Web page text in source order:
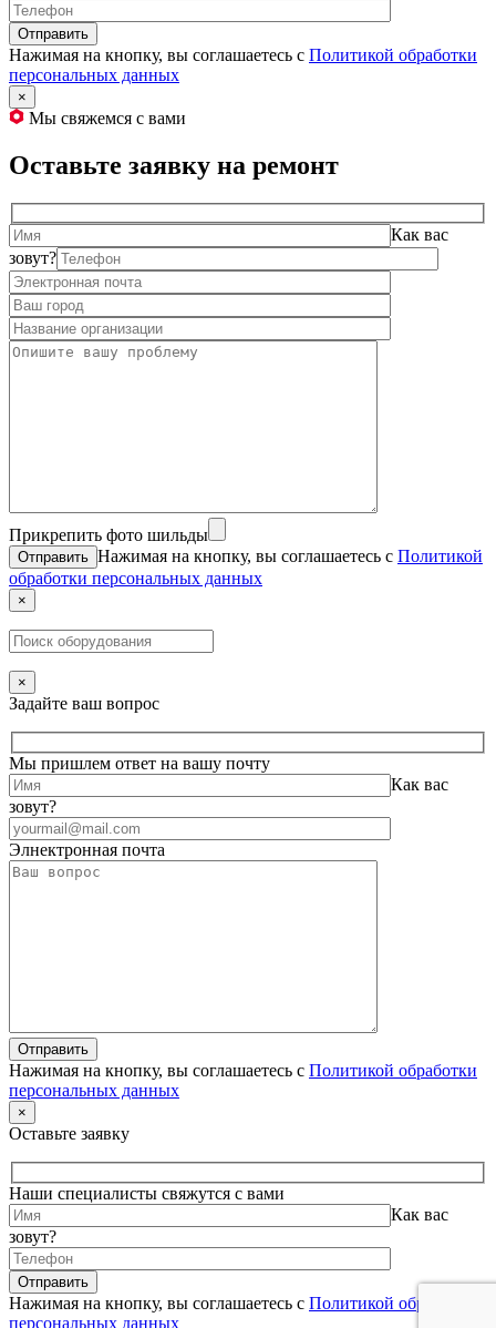
Нажимая на кнопку, вы соглашаетесь с Политикой обработки
персональных данных
×
Мы свяжемся с вами
Оставьте заявку на ремонт
Как вас
зовут?
Прикрепить фото шильды
Нажимая на кнопку, вы соглашаетесь с Политикой
обработки персональных данных
×
×
Задайте ваш вопрос
Мы пришлем ответ на вашу почту
Как вас
зовут?
Элнектронная почта
Нажимая на кнопку, вы соглашаетесь с Политикой обработки
персональных данных
×
Оставьте заявку
Наши специалисты свяжутся с вами
Как вас
зовут?
Нажимая на кнопку, вы соглашаетесь с Политикой обработки
персональных данных